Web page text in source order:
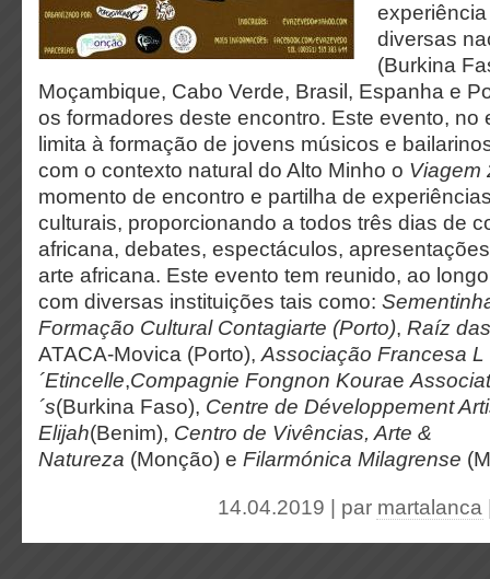
diversas
(Burkina
Moçambique, Cabo Verde, Brasil, Espanha e
os formadores deste encontro. Este evento, no
limita à formação de jovens músicos e
com o contexto natural do Alto Minho o Viagem
momento de encontro e partilha de
culturais, proporcionando a todos três dias de
africana, debates, espectáculos,
arte africana. Este evento tem reunido, ao
com diversas instituições tais como:
Formação Cultural Contagiarte (Porto), Raíz
ATACA-Movica (Porto), Associação Francesa L
´Etincelle,Compagnie Fongnon Kourae
´s(Burkina Faso), Centre de Développement
Elijah(Benim), Centro de Vivências, Arte &
Natureza (Monção) e Filarmónica Milagrense
14.04.2019 | par martalanca